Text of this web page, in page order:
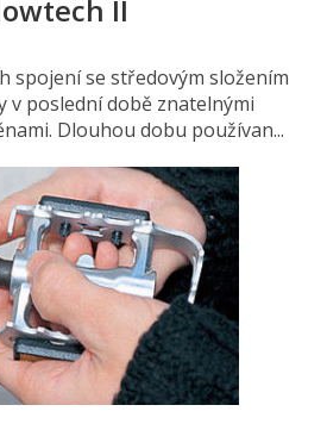
II
spojení se středovým složením
v poslední době znatelnými
Dlouhou dobu používan...